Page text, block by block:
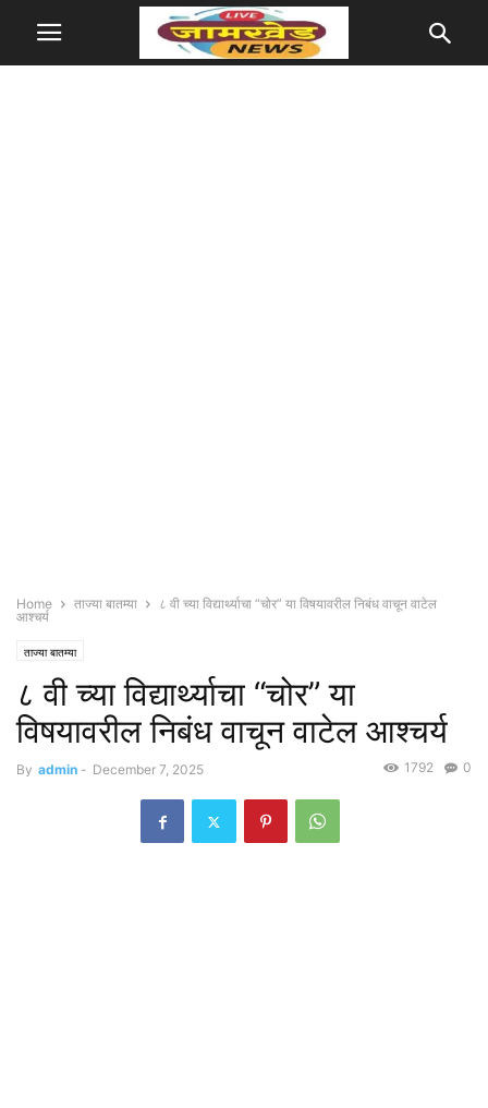
Home ताज्या बातम्या
८ वी च्या विद्यार्थ्याचा “चोर” या विषयावरील निबंध वाचून वाटेल
आश्चर्य
ताज्या बातम्या
८ वी च्या विद्यार्थ्याचा “चोर” या
विषयावरील निबंध वाचून वाटेल आश्चर्य
By admin - December 7, 2025 0
1792